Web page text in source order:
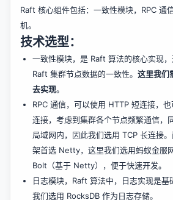
Raft 核心组件包括：一致性模块，RPC 通
机。
技术选型：
一致性模块，是 Raft 算法的核心实现
Raft 集群节点数据的一致性。 这里我们
去实现。
RPC 通信，可以使用 HTTP 短连接，
连接，考虑到集群各个节点频繁通信，
局域网内，因此我们选用 TCP 长连接
架首选 Netty，这里我们选用蚂蚁金服
Bolt（基于 Netty），便于快速开发。
日志模块，Raft 算法中，日志实现是基
我们选用 RocksDB 作为日志存储。